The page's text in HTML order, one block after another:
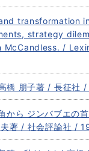
transformation
strategy
McCandless. /
橋 朋子著 / 長征社 /
から ジンバブエの
著 / 社会評論社 /